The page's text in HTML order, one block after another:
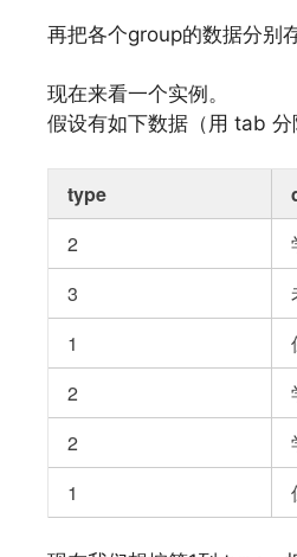
再把各个group的数据分别
现在来看一个实例。
假设有如下数据（用 tab 分
type
2
3
1
2
2
1